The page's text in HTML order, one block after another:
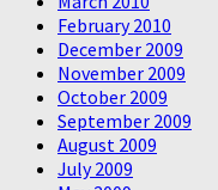
February 2010
December 2009
November 2009
October 2009
September 2009
August 2009
July 2009